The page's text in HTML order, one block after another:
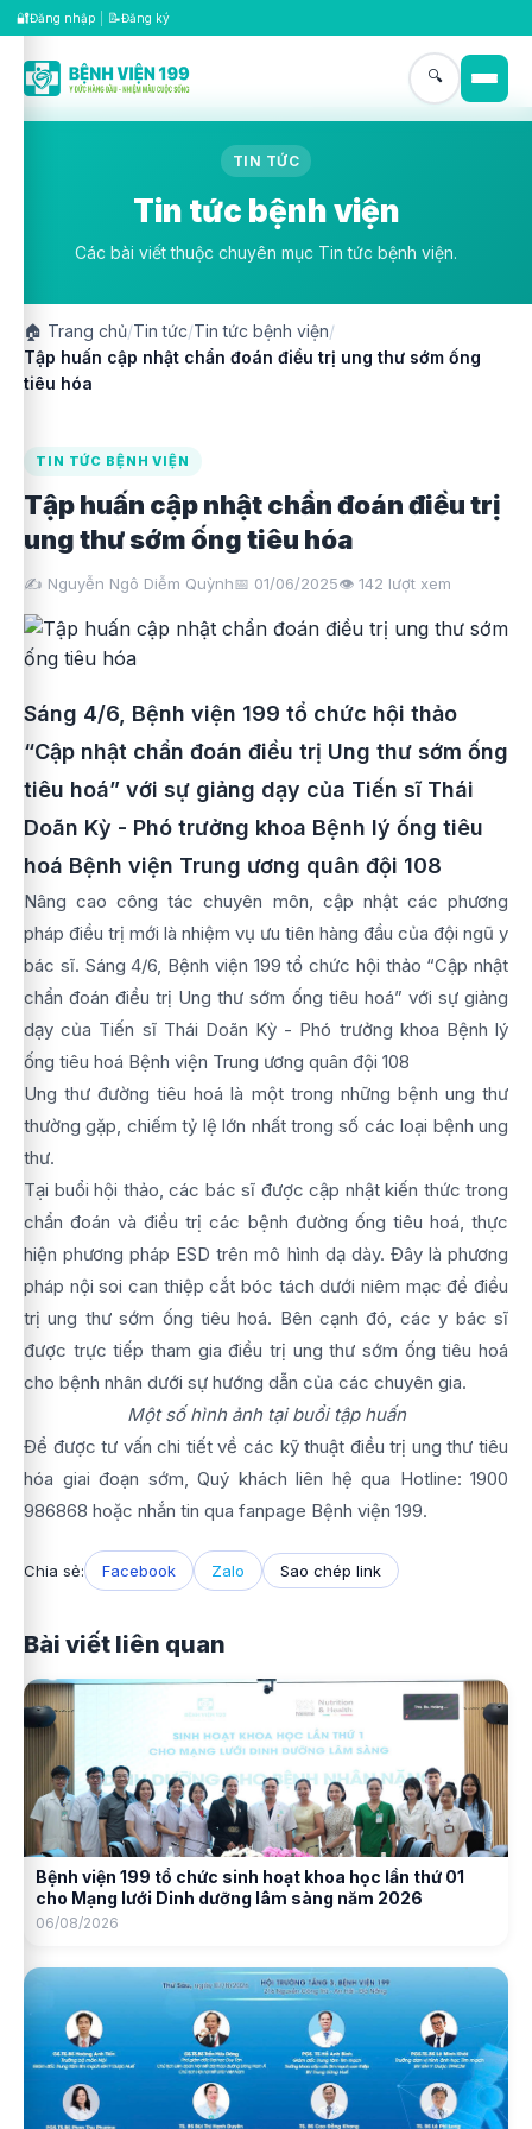
🔐Đăng nhập 📝Đăng ký
🔍
TIN TỨC
Tin tức bệnh viện
Các bài viết thuộc chuyên mục Tin tức bệnh viện.
🏠 Trang chủ/Tin tức/Tin tức bệnh viện/
Tập huấn cập nhật chẩn đoán điều trị ung thư sớm ống
tiêu hóa
TIN TỨC BỆNH VIỆN
Tập huấn cập nhật chẩn đoán điều trị
ung thư sớm ống tiêu hóa
✍️ Nguyễn Ngô Diễm Quỳnh📅 01/06/2025👁️ 142 lượt xem
Sáng 4/6, Bệnh viện 199 tổ chức hội thảo
“Cập nhật chẩn đoán điều trị Ung thư sớm ống
tiêu hoá” với sự giảng dạy của Tiến sĩ Thái
Doãn Kỳ - Phó trưởng khoa Bệnh lý ống tiêu
hoá Bệnh viện Trung ương quân đội 108
Nâng cao công tác chuyên môn, cập nhật các phương
pháp điều trị mới là nhiệm vụ ưu tiên hàng đầu của đội ngũ y
bác sĩ. Sáng 4/6, Bệnh viện 199 tổ chức hội thảo “Cập nhật
chẩn đoán điều trị Ung thư sớm ống tiêu hoá” với sự giảng
dạy của Tiến sĩ Thái Doãn Kỳ - Phó trưởng khoa Bệnh lý
ống tiêu hoá Bệnh viện Trung ương quân đội 108
Ung thư đường tiêu hoá là một trong những bệnh ung thư
thường gặp, chiếm tỷ lệ lớn nhất trong số các loại bệnh ung
thư.
Tại buổi hội thảo, các bác sĩ được cập nhật kiến thức trong
chẩn đoán và điều trị các bệnh đường ống tiêu hoá, thực
hiện phương pháp ESD trên mô hình dạ dày. Đây là phương
pháp nội soi can thiệp cắt bóc tách dưới niêm mạc để điều
trị ung thư sớm ống tiêu hoá. Bên cạnh đó, các y bác sĩ
được trực tiếp tham gia điều trị ung thư sớm ống tiêu hoá
cho bệnh nhân dưới sự hướng dẫn của các chuyên gia.
Một số hình ảnh tại buổi tập huấn
Để được tư vấn chi tiết về các kỹ thuật điều trị ung thư tiêu
hóa giai đoạn sớm, Quý khách liên hệ qua Hotline: 1900
986868 hoặc nhắn tin qua fanpage Bệnh viện 199.
Chia sẻ: Facebook Zalo Sao chép link
Bài viết liên quan
Bệnh viện 199 tổ chức sinh hoạt khoa học lần thứ 01
cho Mạng lưới Dinh dưỡng lâm sàng năm 2026
06/08/2026